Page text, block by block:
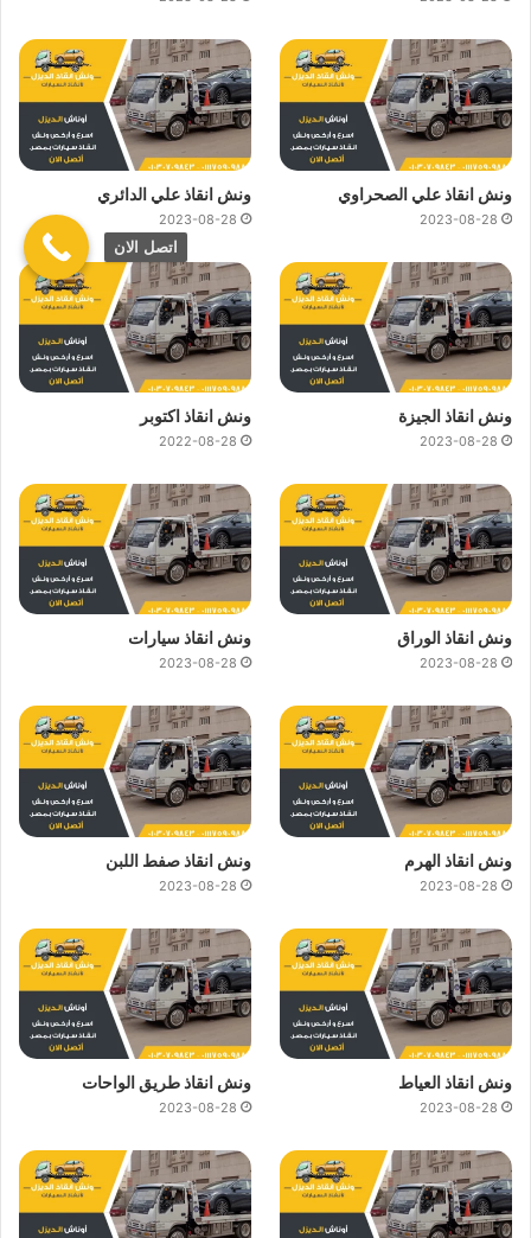
ونش انقاذ علي الصحراوي
2023-08-28
ونش انقاذ علي الدائري
2023-08-28
ونش انقاذ الجيزة
2023-08-28
ونش انقاذ اكتوبر
2022-08-28
ونش انقاذ الوراق
2023-08-28
ونش انقاذ سيارات
2023-08-28
ونش انقاذ الهرم
2023-08-28
ونش انقاذ صفط اللبن
2023-08-28
ونش انقاذ العياط
2023-08-28
ونش انقاذ طريق الواحات
2023-08-28
اتصل الان